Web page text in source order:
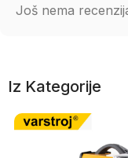
Još nema
Iz Kategorije